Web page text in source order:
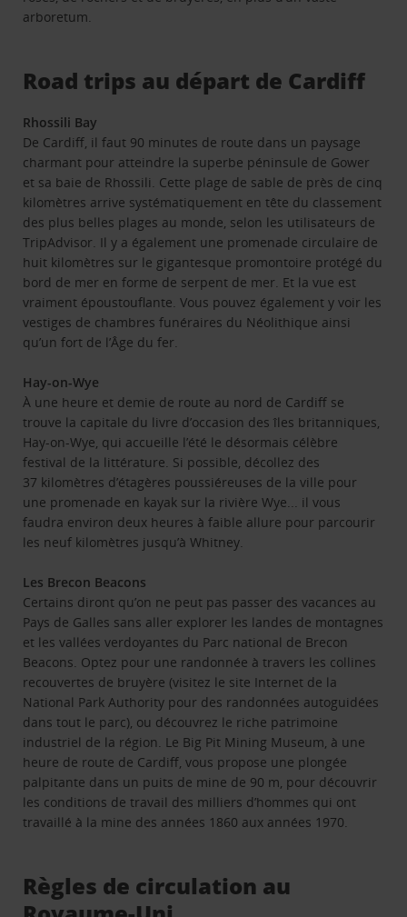
arboretum.
Road trips au départ de Cardiff
Rhossili Bay
De Cardiff, il faut 90 minutes de route dans un paysage
charmant pour atteindre la superbe péninsule de Gower
et sa baie de Rhossili. Cette plage de sable de près de cinq
kilomètres arrive systématiquement en tête du classement
des plus belles plages au monde, selon les utilisateurs de
TripAdvisor. Il y a également une promenade circulaire de
huit kilomètres sur le gigantesque promontoire protégé du
bord de mer en forme de serpent de mer. Et la vue est
vraiment époustouflante. Vous pouvez également y voir les
vestiges de chambres funéraires du Néolithique ainsi
qu’un fort de l’Âge du fer.
Hay-on-Wye
À une heure et demie de route au nord de Cardiff se
trouve la capitale du livre d’occasion des îles britanniques,
Hay-on-Wye, qui accueille l’été le désormais célèbre
festival de la littérature. Si possible, décollez des
37 kilomètres d’étagères poussiéreuses de la ville pour
une promenade en kayak sur la rivière Wye... il vous
faudra environ deux heures à faible allure pour parcourir
les neuf kilomètres jusqu’à Whitney.
Les Brecon Beacons
Certains diront qu’on ne peut pas passer des vacances au
Pays de Galles sans aller explorer les landes de montagnes
et les vallées verdoyantes du Parc national de Brecon
Beacons. Optez pour une randonnée à travers les collines
recouvertes de bruyère (visitez le site Internet de la
National Park Authority pour des randonnées autoguidées
dans tout le parc), ou découvrez le riche patrimoine
industriel de la région. Le Big Pit Mining Museum, à une
heure de route de Cardiff, vous propose une plongée
palpitante dans un puits de mine de 90 m, pour découvrir
les conditions de travail des milliers d’hommes qui ont
travaillé à la mine des années 1860 aux années 1970.
Règles de circulation au